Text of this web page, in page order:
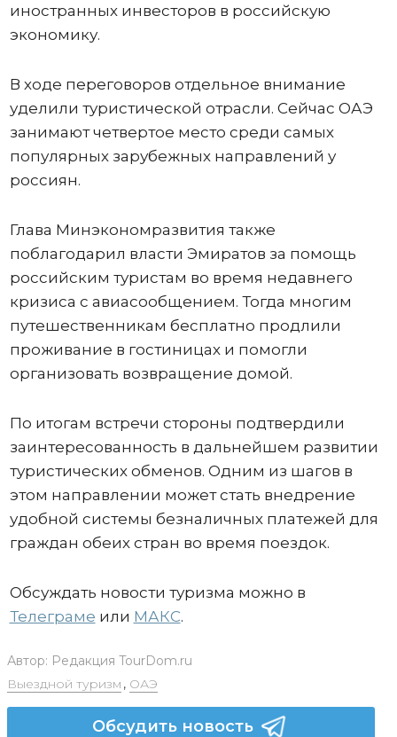
иностранных инвесторов в российскую
экономику.
В ходе переговоров отдельное внимание
уделили туристической отрасли. Сейчас ОАЭ
занимают четвертое место среди самых
популярных зарубежных направлений у
россиян.
Глава Минэкономразвития также
поблагодарил власти Эмиратов за помощь
российским туристам во время недавнего
кризиса с авиасообщением. Тогда многим
путешественникам бесплатно продлили
проживание в гостиницах и помогли
организовать возвращение домой.
По итогам встречи стороны подтвердили
заинтересованность в дальнейшем развитии
туристических обменов. Одним из шагов в
этом направлении может стать внедрение
удобной системы безналичных платежей для
граждан обеих стран во время поездок.
Обсуждать новости туризма можно в
Телеграме или МАКС.
Автор: Редакция TourDom.ru
Выездной туризм , ОАЭ
Обсудить новость